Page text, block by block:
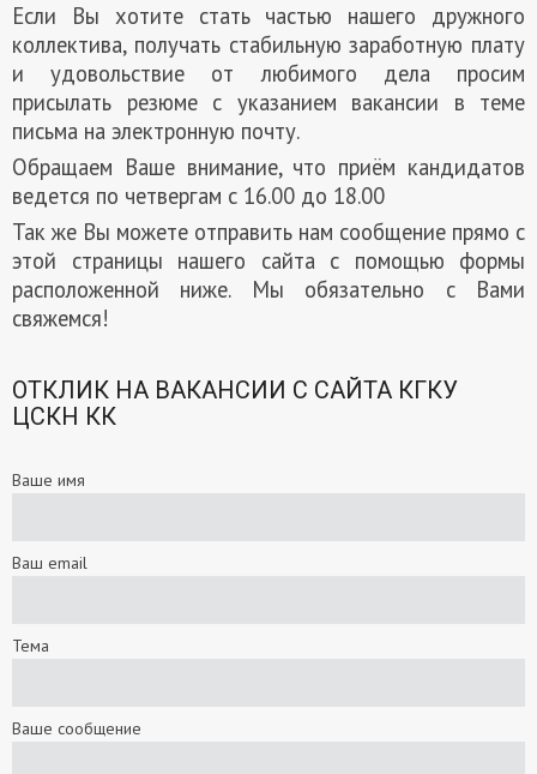
Если Вы хотите стать частью нашего дружного
коллектива, получать стабильную заработную плату
и удовольствие от любимого дела просим
присылать резюме с указанием вакансии в теме
письма на электронную почту.
Обращаем Ваше внимание, что приём кандидатов
ведется по четвергам с 16.00 до 18.00
Так же Вы можете отправить нам сообщение прямо с
этой страницы нашего сайта с помощью формы
расположенной ниже. Мы обязательно с Вами
свяжемся!
ОТКЛИК НА ВАКАНСИИ С САЙТА КГКУ
ЦСКН КК
Ваше имя
Ваш email
Тема
Ваше сообщение